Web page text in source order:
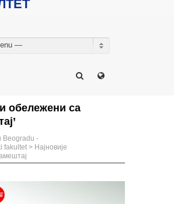
—
обележени са
Beogradu -
fakultet > Најновије